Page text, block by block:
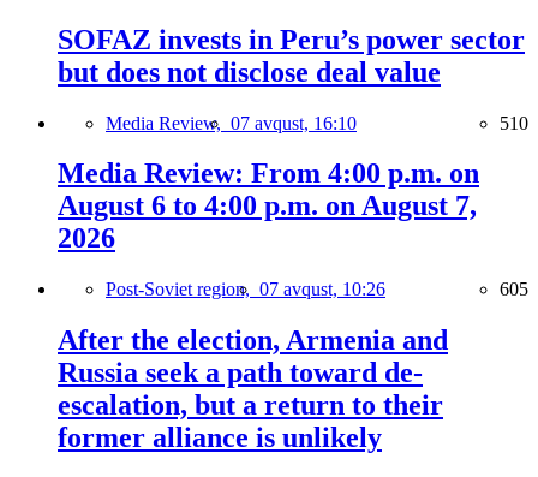
SOFAZ invests in Peru’s power sector
but does not disclose deal value
Media Review, 07 avqust, 16:10 510
Media Review: From 4:00 p.m. on
August 6 to 4:00 p.m. on August 7,
2026
Post-Soviet region, 07 avqust, 10:26 605
After the election, Armenia and
Russia seek a path toward de-
escalation, but a return to their
former alliance is unlikely